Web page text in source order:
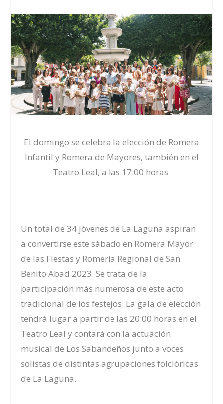
El domingo se celebra la elección de Romera
Infantil y Romera de Mayores, también en el
Teatro Leal, a las 17:00 horas
Un total de 34 jóvenes de La Laguna aspiran
a convertirse este sábado en Romera Mayor
de las Fiestas y Romería Regional de San
Benito Abad 2023. Se trata de la
participación más numerosa de este acto
tradicional de los festejos. La gala de elección
tendrá lugar a partir de las 20:00 horas en el
Teatro Leal y contará con la actuación
musical de Los Sabandeños junto a voces
solistas de distintas agrupaciones folclóricas
de La Laguna.